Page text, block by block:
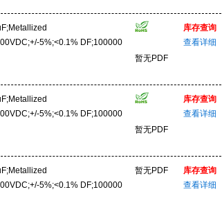
5%;<0.1% DF;100000
暂无PDF
库存查询
查看详细
5%;<0.1% DF;100000
暂无PDF
库存查询
查看详细
5%;<0.1% DF;100000
暂无PDF
库存查询
查看详细